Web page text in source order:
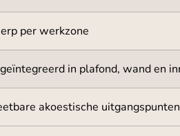
per werkzone
in plafond, wand en
akoestische uitgangspunten